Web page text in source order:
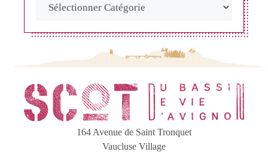
164 Avenue de Saint Tronquet
Vaucluse Village